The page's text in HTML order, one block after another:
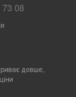
08
довше,